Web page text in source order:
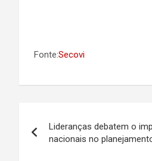
Fonte:Secovi
navigation
Lideranças debatem o
nacionais no